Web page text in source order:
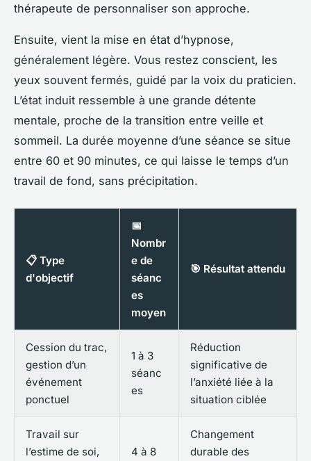
thérapeute de personnaliser son approche.
Ensuite, vient la mise en état d’hypnose,
généralement légère. Vous restez conscient, les
yeux souvent fermés, guidé par la voix du praticien.
L’état induit ressemble à une grande détente
mentale, proche de la transition entre veille et
sommeil. La durée moyenne d’une séance se situe
entre 60 et 90 minutes, ce qui laisse le temps d’un
travail de fond, sans précipitation.
📋 Type
d'objectif
📅
Nombr
e de
séanc
es
moyen
🎯 Résultat attendu
Cession du trac,
gestion d’un
événement
ponctuel
1 à 3
séanc
es
Réduction
significative de
l’anxiété liée à la
situation ciblée
Travail sur
l’estime de soi,
4 à 8
Changement
durable des